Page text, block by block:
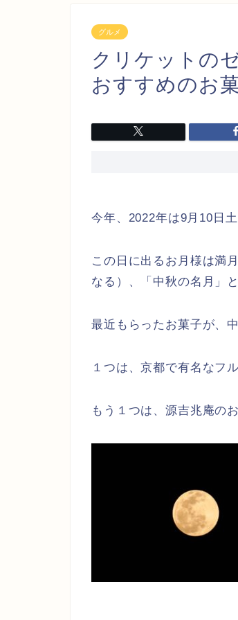
グルメ
クリケットの
おすすめのお
今年、2022年は9月10日
この日に出るお月様は満
なる）、「中秋の名月」
最近もらったお菓子が、
１つは、京都で有名なフ
もう１つは、源吉兆庵の